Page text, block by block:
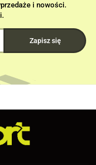
i nowości.